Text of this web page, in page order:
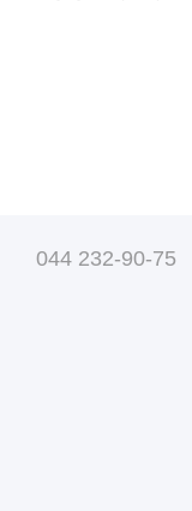
044 232-90-75